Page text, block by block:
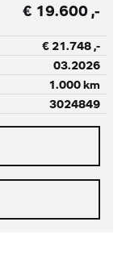
€ 19.600 ,-
€ 21.748 ,-
03.2026
1.000 km
3024849